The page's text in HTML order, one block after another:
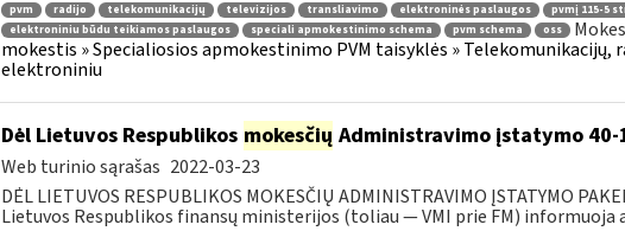
pvm radijo telekomunikacijų televizijos transliavimo elektroninės paslaugos pvmį 115-5
elektroniniu būdu teikiamos paslaugos
speciali apmokestinimo schema pvm schema oss
mokestis » Specialiosios apmokestinimo PVM taisyklės »
elektroniniu
Dėl Lietuvos Respublikos mokesčių Administravimo įstatymo
Web turinio sąrašas 2022-03-23
DĖL LIETUVOS RESPUBLIKOS MOKESČIŲ ADMINISTRAVIMO ĮSTATYMO
Lietuvos Respublikos finansų ministerijos (toliau — VMI prie FM) informuoja